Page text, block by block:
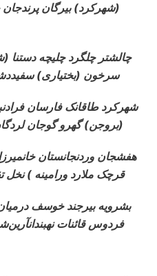
(شهرکرد) بیرگان پرندجان
چالشتر چلگرد چلیچه
سرخون (بختیاری)
شهرکرد طاقانک فارسان
(بروجن) گهرو گوجان
هفشجان وردنجانستان
قرچک ملارد ورامینه ) نخل
بشرویه بیرجند خوسف
فردوس قائنات